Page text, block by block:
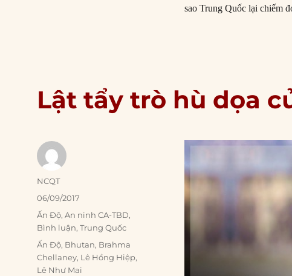
sao Trung Quốc lại chiếm
Lật tẩy trò hù dọa
Author
NCQT
Posted
on
06/09/2017
Categories
Ấn Độ,An ninh CA-TBD,
Bình luận,Trung Quốc
Tags
Ấn Độ, Bhutan, Brahma
Chellaney, Lê Hồng Hiệp,
Lê Như Mai